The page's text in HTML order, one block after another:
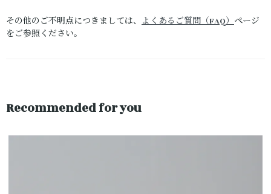
その他のご不明点につきましては、 よくあるご質問（FAQ）ページ
をご参照ください。
Recommended for you